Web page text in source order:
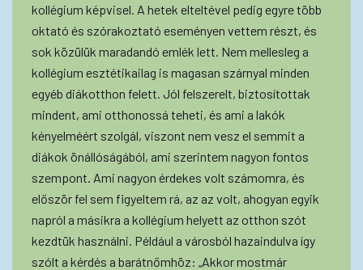
kollégium képvisel. A hetek elteltével pedig egyre több
oktató és szórakoztató eseményen vettem részt, és
sok közülük maradandó emlék lett. Nem mellesleg a
kollégium esztétikailag is magasan szárnyal minden
egyéb diákotthon felett. Jól felszerelt, biztosítottak
mindent, ami otthonossá teheti, és ami a lakók
kényelméért szolgál, viszont nem vesz el semmit a
diákok önállóságából, ami szerintem nagyon fontos
szempont. Ami nagyon érdekes volt számomra, és
először fel sem figyeltem rá, az az volt, ahogyan egyik
napról a másikra a kollégium helyett az otthon szót
kezdtük használni. Például a városból hazaindulva így
szólt a kérdés a barátnőmhöz: „Akkor mostmár